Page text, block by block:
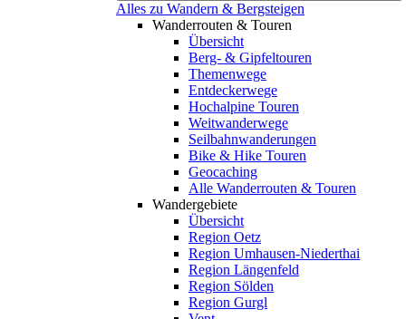
Alles zu Wandern & Bergsteigen
Wanderrouten & Touren
Übersicht
Berg- & Gipfeltouren
Themenwege
Entdeckerwege
Hochalpine Touren
Weitwanderwege
Seilbahnwanderungen
Bike & Hike Touren
Geocaching
Alle Wanderrouten & Touren
Wandergebiete
Übersicht
Region Oetz
Region Umhausen-Niederthai
Region Längenfeld
Region Sölden
Region Gurgl